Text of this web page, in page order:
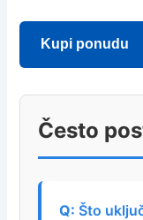
Kupi ponudu
Često
Što